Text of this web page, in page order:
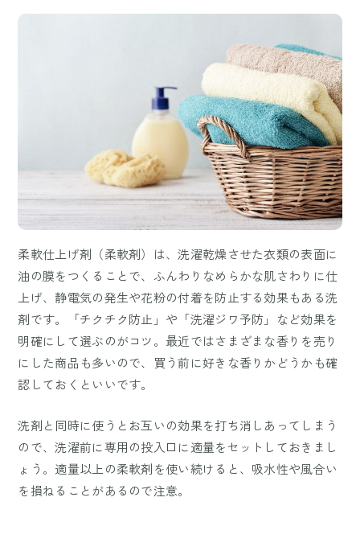
柔軟仕上げ剤（柔軟剤）は、洗濯乾燥させた衣類の表面に
油の膜をつくることで、ふんわりなめらかな肌さわりに仕
上げ、静電気の発生や花粉の付着を防止する効果もある洗
剤です。「チクチク防止」や「洗濯ジワ予防」など効果を
明確にして選ぶのがコツ。最近ではさまざまな香りを売り
にした商品も多いので、買う前に好きな香りかどうかも確
認しておくといいです。
洗剤と同時に使うとお互いの効果を打ち消しあってしまう
ので、洗濯前に専用の投入口に適量をセットしておきまし
ょう。適量以上の柔軟剤を使い続けると、吸水性や風合い
を損ねることがあるので注意。